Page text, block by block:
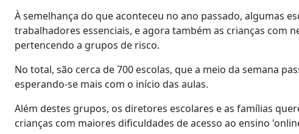
À semelhança do que aconteceu no ano passado, algumas
trabalhadores essenciais, e agora também as crianças com
pertencendo a grupos de risco.
No total, são cerca de 700 escolas, que a meio da semana
esperando-se mais com o início das aulas.
Além destes grupos, os diretores escolares e as famílias
crianças com maiores dificuldades de acesso ao ensino